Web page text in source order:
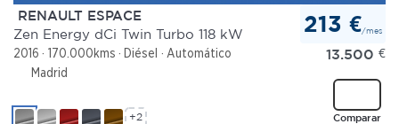
RENAULT ESPACE
Zen Energy dCi Twin Turbo 118 kW
2016 170.000kms Diésel
Automático
Madrid
213 €/mes
13.500 €
Comparar
+2